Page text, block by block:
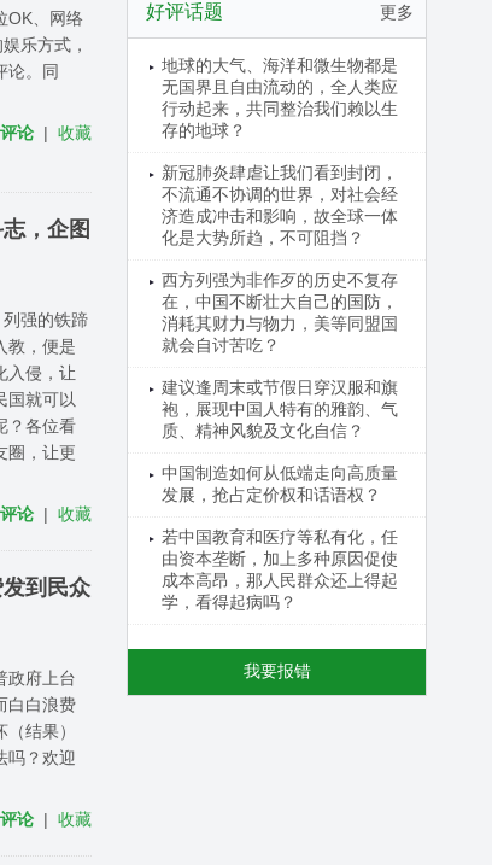
OK、网络
乐方式，
论。同
评论 |收藏
，企图
强的铁蹄
教，便是
入侵，让
国就可以
？各位看
圈，让更
评论 |收藏
到民众
政府上台
白白浪费
结果）
吗？欢迎
评论 |收藏
更多
好评话题
地球的大气、海洋和微生物都是
无国界且自由流动的，全人类应
行动起来，共同整治我们赖以生
存的地球？
新冠肺炎肆虐让我们看到封闭，
不流通不协调的世界，对社会经
济造成冲击和影响，故全球一体
化是大势所趋，不可阻挡？
西方列强为非作歹的历史不复存
在，中国不断壮大自己的国防，
消耗其财力与物力，美等同盟国
就会自讨苦吃？
建议逢周末或节假日穿汉服和旗
袍，展现中国人特有的雅韵、气
质、精神风貌及文化自信？
中国制造如何从低端走向高质量
发展，抢占定价权和话语权？
若中国教育和医疗等私有化，任
由资本垄断，加上多种原因促使
成本高昂，那人民群众还上得起
学，看得起病吗？
我要报错